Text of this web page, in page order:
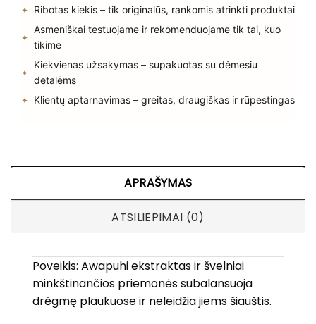
Ribotas kiekis – tik originalūs, rankomis atrinkti produktai
Asmeniškai testuojame ir rekomenduojame tik tai, kuo
tikime
Kiekvienas užsakymas – supakuotas su dėmesiu
detalėms
Klientų aptarnavimas – greitas, draugiškas ir rūpestingas
APRAŠYMAS
ATSILIEPIMAI (0)
Poveikis: Awapuhi ekstraktas ir švelniai
minkštinančios priemonės subalansuoja
drėgmę plaukuose ir neleidžia jiems šiauštis.